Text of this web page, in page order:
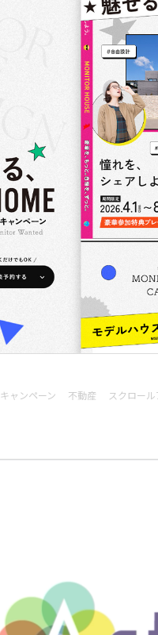
キャンペーン 不動産 スクロー